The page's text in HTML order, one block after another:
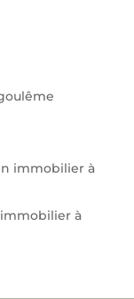
immobilier à
immobilier à